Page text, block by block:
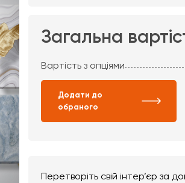
Загальна
Вартість з опціями
Додати до
обраного
Перетворіть свій інтер’єр